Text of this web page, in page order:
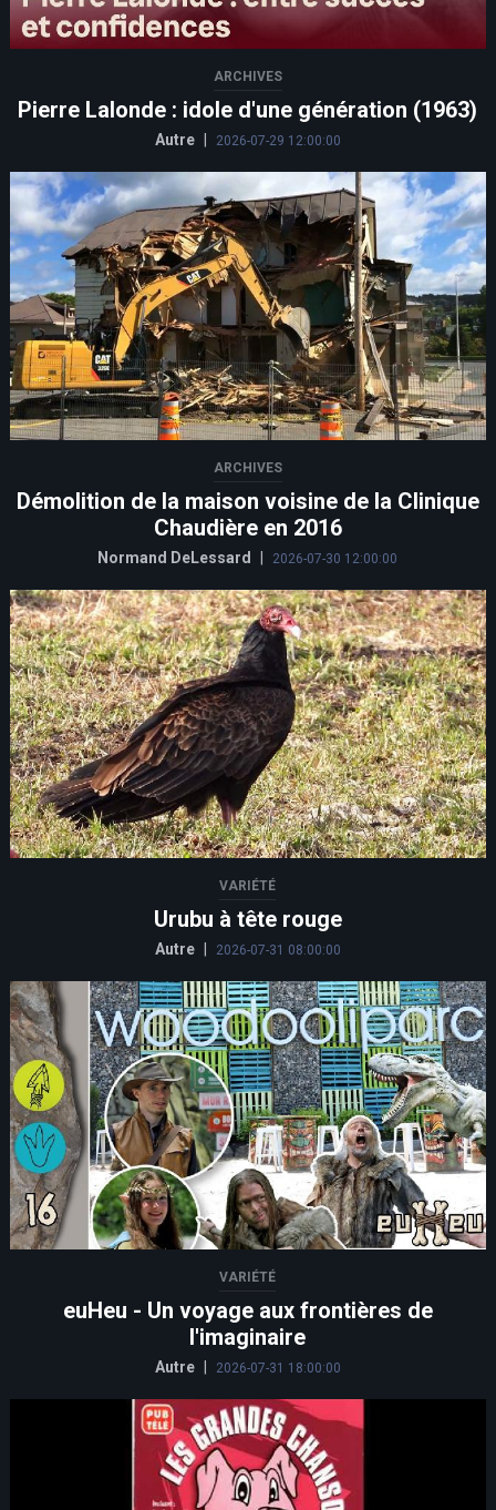
ARCHIVES
Pierre Lalonde : idole d'une génération (1963)
Autre 2026-07-29 12:00:00
ARCHIVES
Démolition de la maison voisine de la Clinique
Chaudière en 2016
Normand DeLessard 2026-07-30 12:00:00
VARIÉTÉ
Urubu à tête rouge
Autre 2026-07-31 08:00:00
VARIÉTÉ
euHeu - Un voyage aux frontières de
l'imaginaire
Autre 2026-07-31 18:00:00